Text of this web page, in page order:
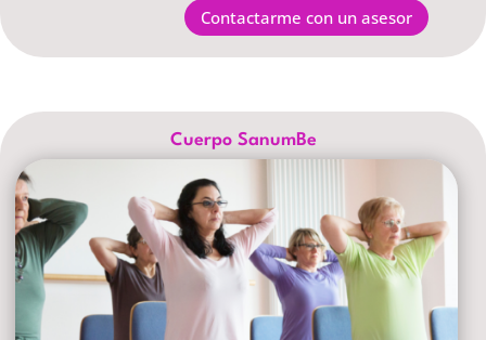
Contactarme con un asesor
Cuerpo SanumBe